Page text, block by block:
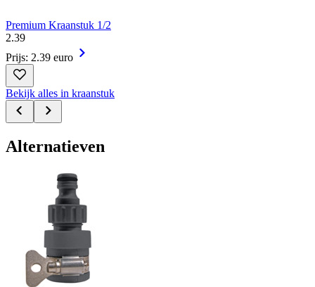
Premium Kraanstuk 1/2
2.39
Prijs: 2.39 euro
Bekijk alles in kraanstuk
Alternatieven